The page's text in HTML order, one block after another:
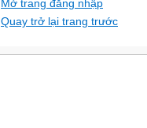
Mở trang đăng nhập
Quay trở lại trang trước